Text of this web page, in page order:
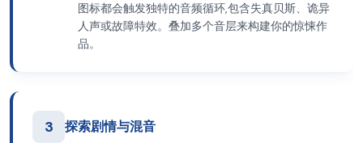
图标都会触发独特的音频循环,包含失真贝斯、诡异
人声或故障特效。叠加多个音层来构建你的惊悚作
品。
3 探索剧情与混音